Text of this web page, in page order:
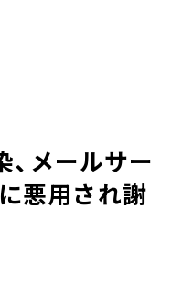
メールサー
悪用され謝